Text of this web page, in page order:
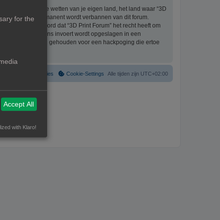
bevat die de wetten van je eigen land, het land waar “3D
ingang en permanent wordt verbannen van dit forum.
er mee akkoord dat “3D Print Forum” het recht heeft om
die je bij ons invoert wordt opgeslagen in een
worden gehouden voor een hackpoging die ertoe
Alle tijden zijn UTC+02:00
Cookie-Settings
Verwijder cookies
for the
Accept All
with Klaro!